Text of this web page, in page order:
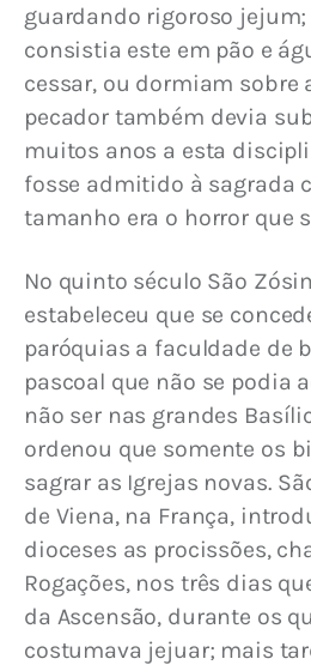
guardando rigoroso
consistia este em pão e
cessar, ou dormiam sobre
pecador também devia
muitos anos a esta
fosse admitido à sagrada
tamanho era o horror que
No quinto século São
estabeleceu que se
paróquias a faculdade de
pascoal que não se podia
não ser nas grandes
ordenou que somente os
sagrar as Igrejas novas.
de Viena, na França,
dioceses as procissões,
Rogações, nos três dias
da Ascensão, durante os
costumava jejuar; mais